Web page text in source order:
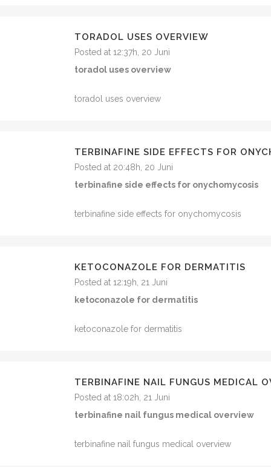
TORADOL USES OVERVIEW
Posted at 12:37h, 20 Juni
toradol uses overview
toradol uses overview
TERBINAFINE SIDE EFFECTS FOR
Posted at 20:48h, 20 Juni
terbinafine side effects for onychomycosis
terbinafine side effects for onychomycosis
KETOCONAZOLE FOR DERMATITIS
Posted at 12:19h, 21 Juni
ketoconazole for dermatitis
ketoconazole for dermatitis
TERBINAFINE NAIL FUNGUS MEDICAL
Posted at 18:02h, 21 Juni
terbinafine nail fungus medical overview
terbinafine nail fungus medical overview